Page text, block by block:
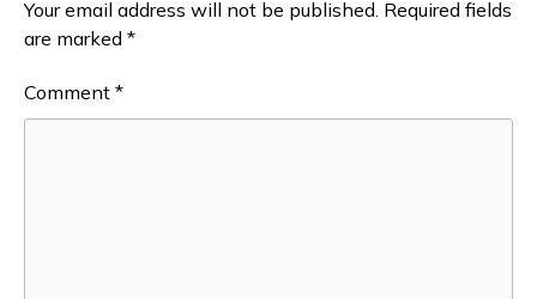
Your email address will not be published. Required fields
are marked *
Comment *